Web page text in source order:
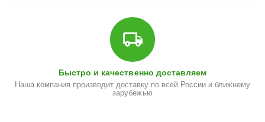
Быстро и качественно доставляем
Наша компания производит доставку по всей России и ближнему
зарубежью